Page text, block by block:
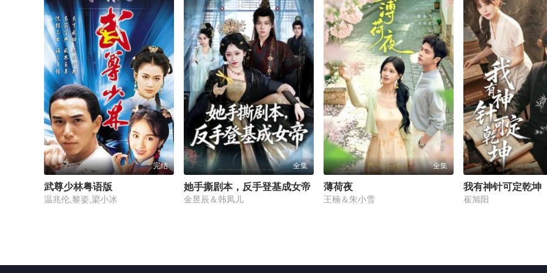
完结
武尊少林粤语版
温兆伦,黎姿,梁小冰
全集
她手撕剧本，反手登基成女帝
金昱辰＆韩凤儿
全集
薄荷夜
王楠＆朱小雪
我有神针可定乾坤
崔旭阳